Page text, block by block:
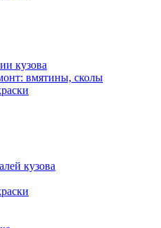
кузова
вмятины, сколы
кузова